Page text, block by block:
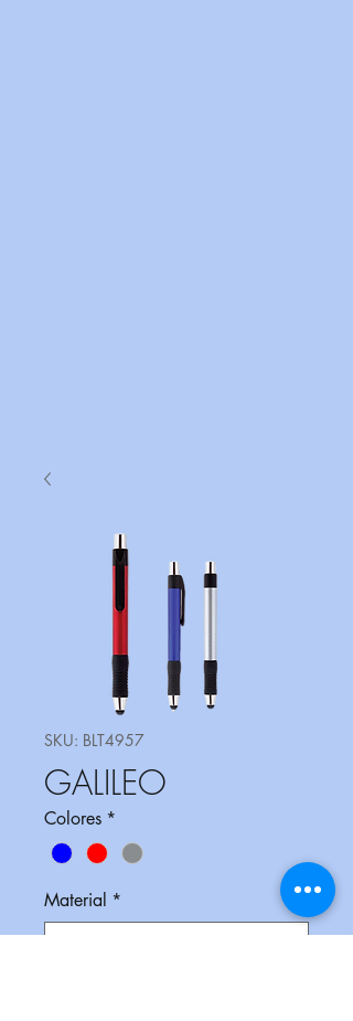
SKU: BLT4957
GALILEO
Colores *
Material *